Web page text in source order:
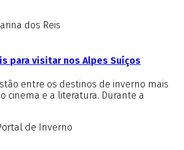
dos Reis
para visitar nos Alpes Suíços
entre os destinos de inverno mais
cinema e a literatura. Durante a
de Inverno